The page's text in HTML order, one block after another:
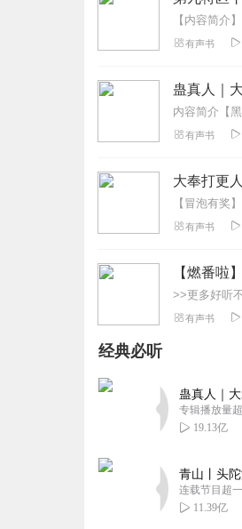
有声书
蛊真人｜
有声书
大奉打更
有声书
【燃番啦
有声书
经典必听
蛊真人｜
专辑播放量
19.13亿
青山丨头
连载节目超
11.39亿